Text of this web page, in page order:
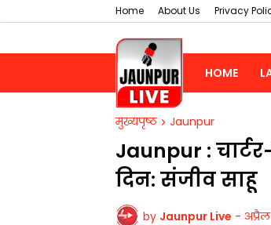
Home About Us Privacy
HOME
मुख्यपृष्ठ Jaunpur
Jaunpur :
दिन: संजीव साहू
by Jaunpur Live -